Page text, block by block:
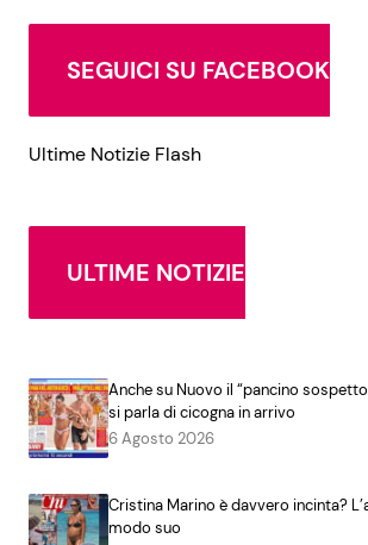
SEGUICI SU FACEBOOK
Ultime Notizie Flash
ULTIME NOTIZIE
Anche su Nuovo il “pancino
si parla di cicogna in arrivo
6 Agosto 2026
Cristina Marino è davvero incinta?
modo suo